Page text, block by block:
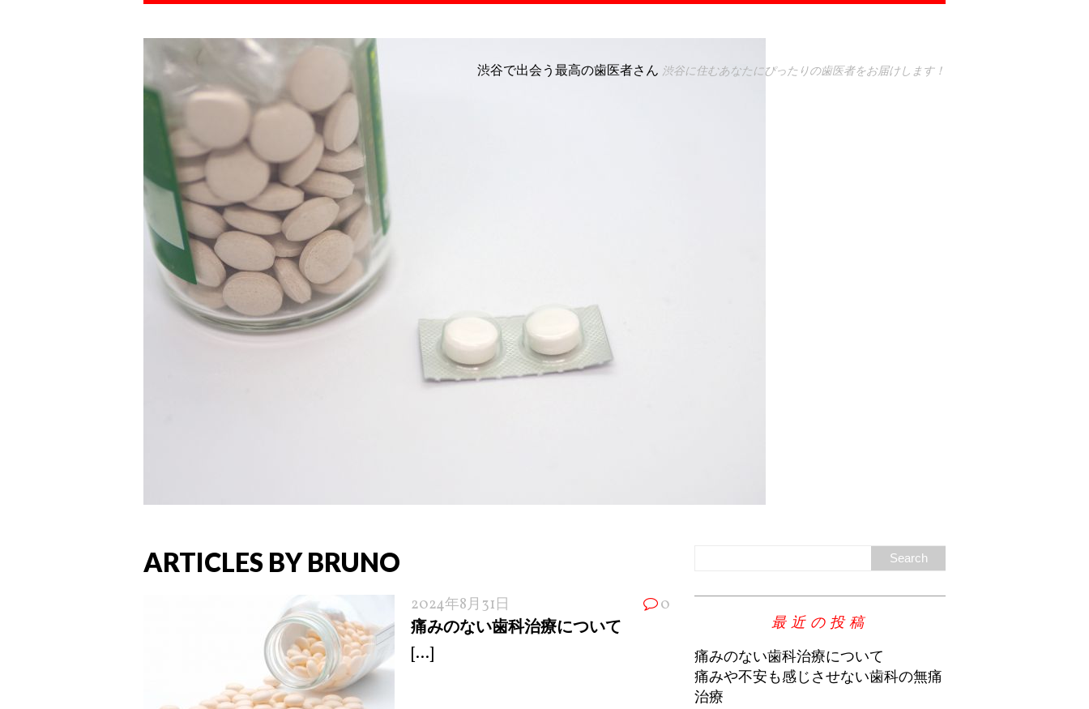
渋谷で出会う最高の歯医者さん 渋谷に住むあなたにぴったりの歯医者をお届けします！
ARTICLES BY BRUNO
2024年8月31日 0
痛みのない歯科治療について
[...]
最近の投稿
痛みのない歯科治療について
痛みや不安も感じさせない歯科の無痛
治療